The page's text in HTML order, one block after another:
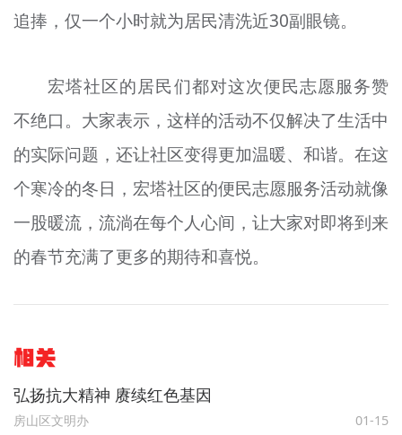
追捧，仅一个小时就为居民清洗近30副眼镜。
宏塔社区的居民们都对这次便民志愿服务赞
不绝口。大家表示，这样的活动不仅解决了生活中
的实际问题，还让社区变得更加温暖、和谐。在这
个寒冷的冬日，宏塔社区的便民志愿服务活动就像
一股暖流，流淌在每个人心间，让大家对即将到来
的春节充满了更多的期待和喜悦。
相关
弘扬抗大精神 赓续红色基因
房山区文明办 01-15